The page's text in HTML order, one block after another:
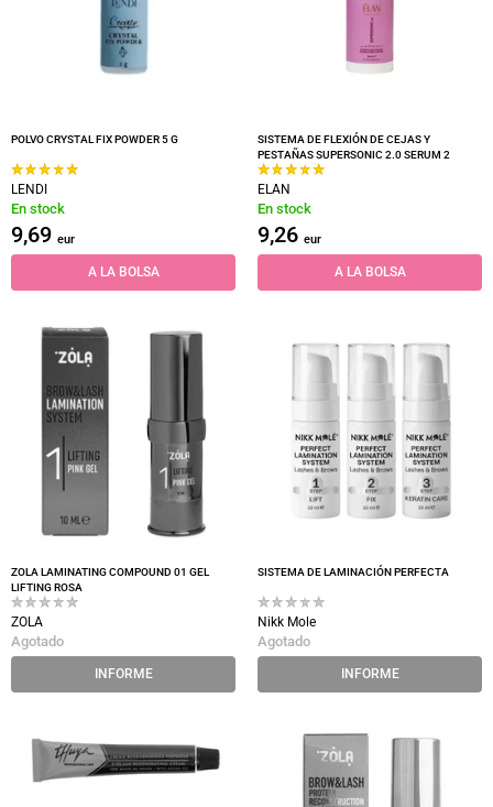
POLVO CRYSTAL FIX POWDER 5 G
LENDI
En stock
9,69 eur
A LA BOLSA
SISTEMA DE FLEXIÓN DE CEJAS Y
PESTAÑAS SUPERSONIC 2.0 SERUM 2
ELAN
En stock
9,26 eur
A LA BOLSA
ZOLA LAMINATING COMPOUND 01 GEL
LIFTING ROSA
ZOLA
Agotado
INFORME
SISTEMA DE LAMINACIÓN PERFECTA
Nikk Mole
Agotado
INFORME